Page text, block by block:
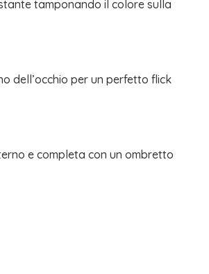
tamponando il colore sulla
dell’occhio per un perfetto flick
e completa con un ombretto